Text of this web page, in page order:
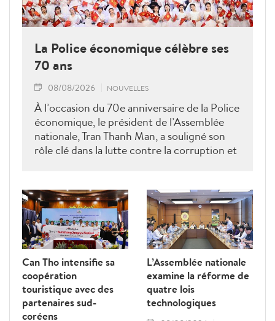
La Police économique célèbre ses
70 ans
08/08/2026 NOUVELLES
À l’occasion du 70e anniversaire de la Police
économique, le président de l’Assemblée
nationale, Tran Thanh Man, a souligné son
rôle clé dans la lutte contre la corruption et
Can Tho intensifie sa
coopération
touristique avec des
partenaires sud-
coréens
L’Assemblée nationale
examine la réforme de
quatre lois
technologiques